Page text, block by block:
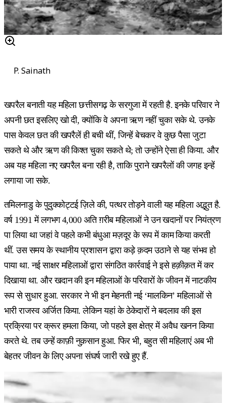
P. Sainath
खपरैल बनाती यह महिला छत्तीसगढ़ के सरगुजा में रहती है. इनके परिवार ने
अपनी छत इसलिए खो दी, क्योंकि वे अपना ऋण नहीं चुका सके थे. उनके
पास केवल छत की खपरैलें ही बची थीं, जिन्हें बेचकर वे कुछ पैसा जुटा
सकते थे और ऋण की किश्त चुका सकते थे; तो उन्होंने ऐसा ही किया. और
अब यह महिला नए खपरैल बना रही है, ताकि पुराने खपरैलों की जगह इन्हें
लगाया जा सके.
तमिलनाडु के पुदुक्कोट्टई ज़िले की, पत्थर तोड़ने वाली यह महिला अद्भुत है.
वर्ष 1991 में लगभग 4,000 अति ग़रीब महिलाओं ने उन खदानों पर नियंत्रण
पा लिया था जहां वे पहले कभी बंधुआ मज़दूर के रूप में काम किया करती
थीं. उस समय के स्थानीय प्रशासन द्वारा कड़े क़दम उठाने से यह संभव हो
पाया था. नई साक्षर महिलाओं द्वारा संगठित कार्रवाई ने इसे हक़ीक़त में कर
दिखाया था. और खदान की इन महिलाओं के परिवारों के जीवन में नाटकीय
रूप से सुधार हुआ. सरकार ने भी इन मेहनती नई ‘मालकिन’ महिलाओं से
भारी राजस्व अर्जित किया. लेकिन यहां के ठेकेदारों ने बदलाव की इस
प्रक्रिया पर क्रूर हमला किया, जो पहले इस क्षेत्र में अवैध खनन किया
करते थे. तब उन्हें काफ़ी नुक़सान हुआ. फिर भी, बहुत सी महिलाएं अब भी
बेहतर जीवन के लिए अपना संघर्ष जारी रखे हुए हैं.